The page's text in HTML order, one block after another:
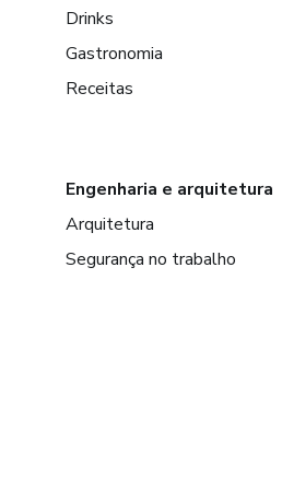
Drinks
Gastronomia
Receitas
Engenharia e arquitetura
Arquitetura
Segurança no trabalho